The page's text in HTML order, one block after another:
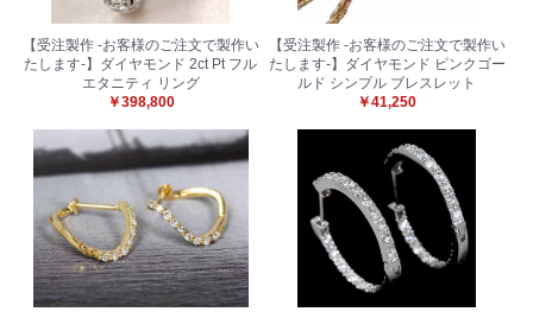
【受注製作 -お客様のご注文で製作い
たします-】ダイヤモンド 2ct Pt フル
エタニティ リング
￥398,800
【受注製作 -お客様のご注文で製作い
たします-】ダイヤモンド ピンクゴー
ルド シンプル ブレスレット
￥41,250